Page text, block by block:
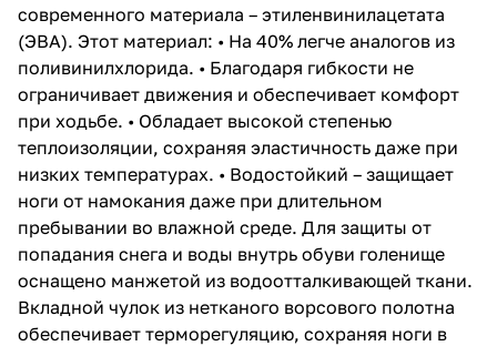
современного материала – этиленвинилацетата
(ЭВА). Этот материал: • На 40% легче аналогов из
поливинилхлорида. • Благодаря гибкости не
ограничивает движения и обеспечивает комфорт
при ходьбе. • Обладает высокой степенью
теплоизоляции, сохраняя эластичность даже при
низких температурах. • Водостойкий – защищает
ноги от намокания даже при длительном
пребывании во влажной среде. Для защиты от
попадания снега и воды внутрь обуви голенище
оснащено манжетой из водоотталкивающей ткани.
Вкладной чулок из нетканого ворсового полотна
обеспечивает терморегуляцию, сохраняя ноги в